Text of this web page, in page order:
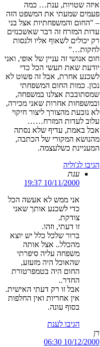
איזה שטויות, ענת… כמה
פעמים שמעתי את המשפט הזה
– "החום והמשפחתיות אצל בני
עדות המזרח זה דבר שאשכנזים
רק יכולים לשאוף אליו ולנסות
לחקות…"
חום אנושי זה עניין של אופי, ואני
יודעת שאת תעשי הכל כדי
לשכנע אחרת, אבל זה פשוט לא
נכון. כמות החום המשפחתי
שמסתובבת אצלנו במשפחה,
ובמשפחות אחרות שאני מכירה,
לא נובעת מהצורך ליצור חיקוי
עלוב לעדות המזרח……
אבל באמת, עדיף שלא נסתה
מהנושא המקורי של הכתבה,
המעניינת כשלעצמה.
הגיבו לג'וליה
ענת
10/11/2000 19:37
אני ממש לא אעשה הכל
כדי לשכנע אותך שאני
צודקת.
זו דעתי, וזהו.
ברור שלכל כלל יש יוצא
מהכלל.. אצל אותה
משפחה עליה סיפרתי
שהאוכל היה מזעזע,
החום היה בטמפרטורת
החדר..
אבל זו רק דעתי האישית.
אין אחריות ואין החלפות
בסוף עונה.
הגיבו לענת
רן
10/12/2000 06:30